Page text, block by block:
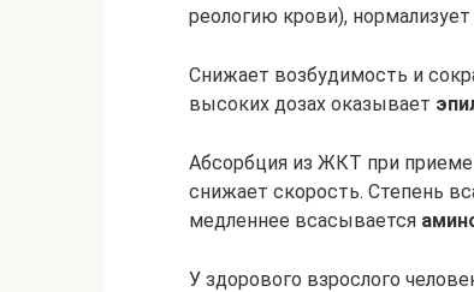
реологию крови),
Снижает возбудимость и
высоких дозах оказывает
Абсорбция из ЖКТ при приеме
снижает скорость. Степень
медленнее всасывается
У здорового взрослого